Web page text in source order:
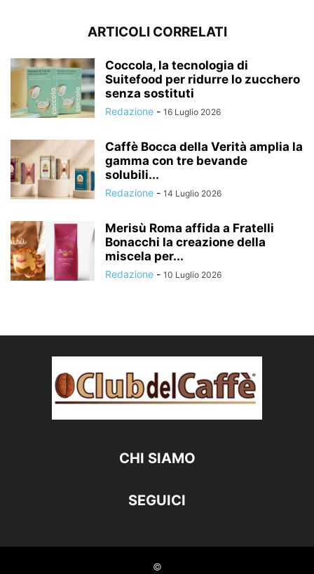
ARTICOLI CORRELATI
Coccola, la tecnologia di
Suitefood per ridurre lo zucchero
senza sostituti
Redazione - 16 Luglio 2026
Caffè Bocca della Verità amplia la
gamma con tre bevande
solubili...
Redazione - 14 Luglio 2026
Merisù Roma affida a Fratelli
Bonacchi la creazione della
miscela per...
Redazione - 10 Luglio 2026
CHI SIAMO
SEGUICI
©